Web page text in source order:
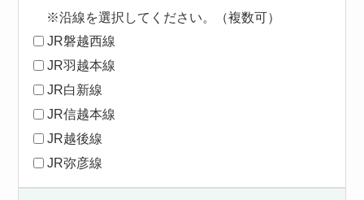
※沿線を選択してください。（複数可）
JR磐越西線
JR羽越本線
JR白新線
JR信越本線
JR越後線
JR弥彦線